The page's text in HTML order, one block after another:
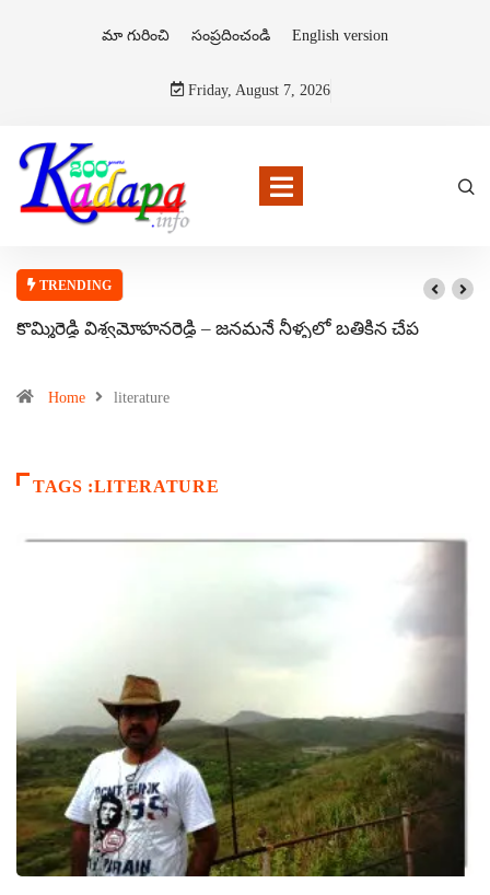
మా గురించి సంప్రదించండి English version
Friday, August 7, 2026
TRENDING
కొమ్మిరెడ్డి విశ్వమోహనరెడ్డి – జనమనే నీళ్ళలో బతికిన చేప
Home literature
TAGS :LITERATURE